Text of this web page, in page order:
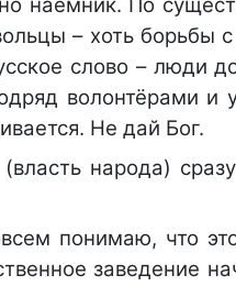
– хоть борьбы
слово – люди
волонтёрами и
Не дай Бог.
народа)
понимаю, что
заведение